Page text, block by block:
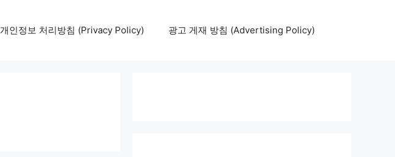
개인정보 처리방침 (Privacy Policy) 광고 게재 방침 (Advertising Policy)